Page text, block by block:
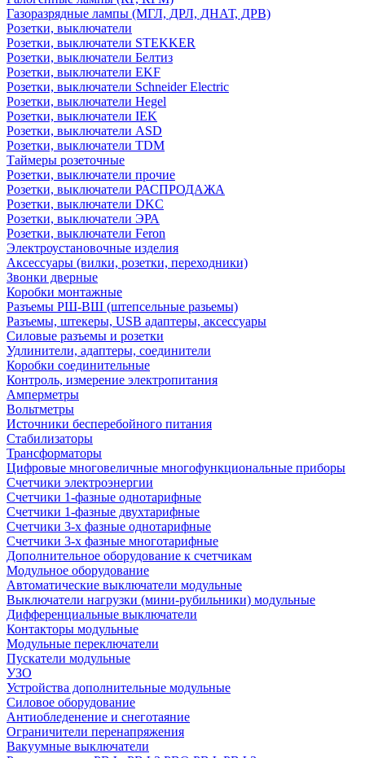
Газоразрядные лампы (МГЛ, ДРЛ, ДНАТ, ДРВ)
Розетки, выключатели
Розетки, выключатели STEKKER
Розетки, выключатели Белтиз
Розетки, выключатели EKF
Розетки, выключатели Schneider Electric
Розетки, выключатели Hegel
Розетки, выключатели IEK
Розетки, выключатели ASD
Розетки, выключатели TDM
Таймеры розеточные
Розетки, выключатели прочие
Розетки, выключатели РАСПРОДАЖА
Розетки, выключатели DKC
Розетки, выключатели ЭРА
Розетки, выключатели Feron
Электроустановочные изделия
Аксессуары (вилки, розетки, переходники)
Звонки дверные
Коробки монтажные
Разъемы РШ-ВШ (штепсельные разьемы)
Разъемы, штекеры, USB адаптеры, аксессуары
Силовые разъемы и розетки
Удлинители, адаптеры, соединители
Коробки соединительные
Контроль, измерение электропитания
Амперметры
Вольтметры
Источники бесперебойного питания
Стабилизаторы
Трансформаторы
Цифровые многовеличные многофункциональные приборы
Счетчики электроэнергии
Счетчики 1-фазные однотарифные
Счетчики 1-фазные двухтарифные
Счетчики 3-х фазные однотарифные
Счетчики 3-х фазные многотарифные
Дополнительное оборудование к счетчикам
Модульное оборудование
Автоматические выключатели модульные
Выключатели нагрузки (мини-рубильники) модульные
Дифференциальные выключатели
Контакторы модульные
Модульные переключатели
Пускатели модульные
УЗО
Устройства дополнительные модульные
Силовое оборудование
Антиобледенение и снеготаяние
Ограничители перенапряжения
Вакуумные выключатели